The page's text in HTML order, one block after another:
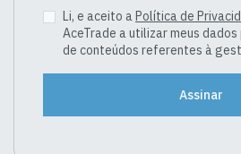
Li, e aceito aPolítica de
AceTrade a utilizar meus
de conteúdos referentes à
Assinar